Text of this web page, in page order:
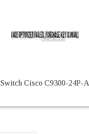
Switch Cisco C9300-24P-A